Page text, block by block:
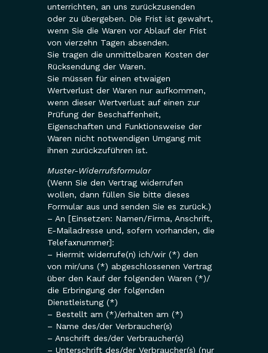
unterrichten, an uns zurückzusenden
oder zu übergeben. Die Frist ist gewahrt,
wenn Sie die Waren vor Ablauf der Frist
von vierzehn Tagen absenden.
Sie tragen die unmittelbaren Kosten der
Rücksendung der Waren.
Sie müssen für einen etwaigen
Wertverlust der Waren nur aufkommen,
wenn dieser Wertverlust auf einen zur
Prüfung der Beschaffenheit,
Eigenschaften und Funktionsweise der
Waren nicht notwendigen Umgang mit
ihnen zurückzuführen ist.
Muster-Widerrufsformular
(Wenn Sie den Vertrag widerrufen
wollen, dann füllen Sie bitte dieses
Formular aus und senden Sie es zurück.)
– An [Einsetzen: Namen/Firma, Anschrift,
E-Mailadresse und, sofern vorhanden, die
Telefaxnummer]:
– Hiermit widerrufe(n) ich/wir (*) den
von mir/uns (*) abgeschlossenen Vertrag
über den Kauf der folgenden Waren (*)/
die Erbringung der folgenden
Dienstleistung (*)
– Bestellt am (*)/erhalten am (*)
– Name des/der Verbraucher(s)
– Anschrift des/der Verbraucher(s)
– Unterschrift des/der Verbraucher(s) (nur